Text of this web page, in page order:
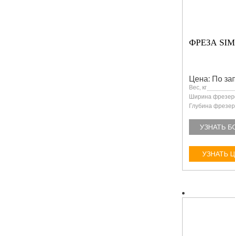
ФРЕЗА
Цена: По
Вес, кг
Ширина
Глубина
УЗНАТЬ
УЗНАТЬ